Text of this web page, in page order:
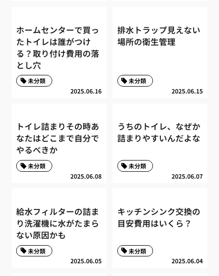
ホームセンターで買っ
たトイレは誰がつけ
る？取り付け費用の落
とし穴
2025.06.16
未分類
排水トラップ見えない
場所の衛生管理
2025.06.15
未分類
トイレ詰まりその時あ
なたはどこまで自分で
やるべきか
2025.06.08
未分類
うちのトイレ、なぜか
詰まりやすいんだよな
2025.06.07
未分類
給水フィルターの詰ま
り洗濯機に水がたまら
ない原因かも
2025.06.05
未分類
キッチンシンク交換の
目安費用はいくら？
2025.06.04
未分類